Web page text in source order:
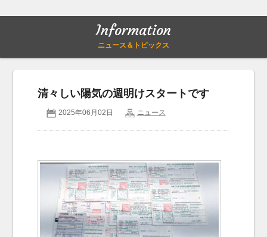
Company outline
会社概要
アクセス
Information
ニュース＆トピックス
清々しい陽気の週明けスタートです
2025年06月02日 ニュース